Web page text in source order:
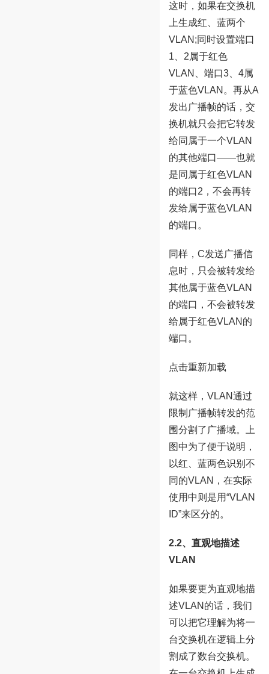
这时，如果在交换机
上生成红、蓝两个
VLAN;同时设置端口
1、2属于红色
VLAN、端口3、4属
于蓝色VLAN。再从A
发出广播帧的话，交
换机就只会把它转发
给同属于一个VLAN
的其他端口——也就
是同属于红色VLAN
的端口2，不会再转
发给属于蓝色VLAN
的端口。
同样，C发送广播信
息时，只会被转发给
其他属于蓝色VLAN
的端口，不会被转发
给属于红色VLAN的
端口。
点击重新加载
就这样，VLAN通过
限制广播帧转发的范
围分割了广播域。上
图中为了便于说明，
以红、蓝两色识别不
同的VLAN，在实际
使用中则是用“VLAN
ID”来区分的。
2.2、直观地描述
VLAN
如果要更为直观地描
述VLAN的话，我们
可以把它理解为将一
台交换机在逻辑上分
割成了数台交换机。